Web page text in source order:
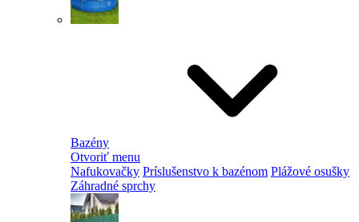
Bazény
Otvoriť menu
Nafukovačky Príslušenstvo k bazénom Plážové osušky
Záhradné sprchy